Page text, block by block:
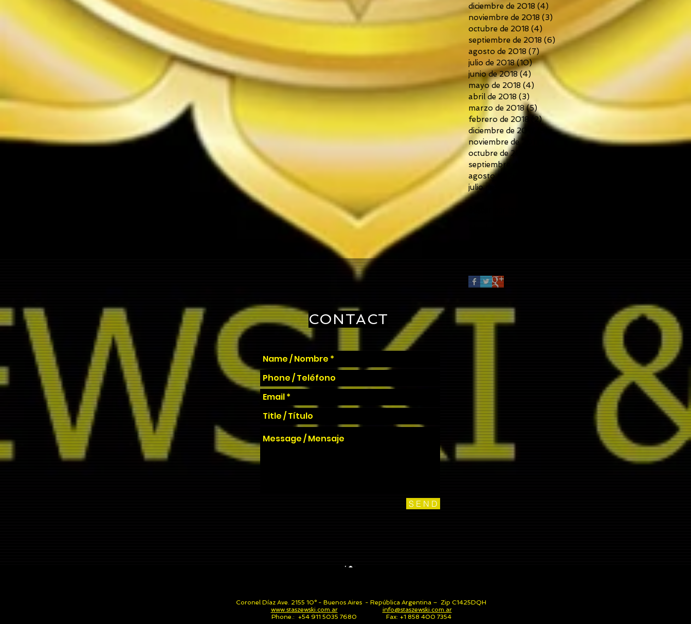
diciembre de 2018 (4)
noviembre de 2018 (3) 3 entradas
octubre de 2018 (4)
septiembre de 2018 (6) 6 entradas
agosto de 2018 (7)7 entradas
julio de 2018 (10)10 entradas
junio de 2018 (4) 4 entradas
mayo de 2018 (4) 4 entradas
abril de 2018 (3) 3 entradas
marzo de 2018 (5)
febrero de 2018
(2)2 entradas
diciembre de 2017
5 entradas
noviembre de 2017
7 entradas
octubre de 2017
septiembre de 2017
agosto de 2017
julio de 2017
CONTACT
S E N D
Coronel Díaz Ave. 2155 10° - Buenos Aires - República Argentina – Zip C1425DQH
www.staszewski.com.ar
info@staszewski.com.ar
Phone.: +54 911 5035 7680 Fax: +1 858 400 7354